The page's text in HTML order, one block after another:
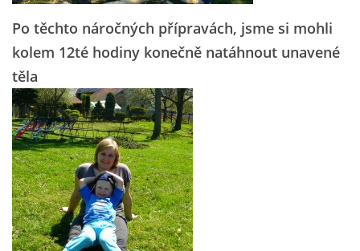
Po těchto náročných přípravách, jsme si mohli
kolem 12té hodiny konečně natáhnout unavené
těla